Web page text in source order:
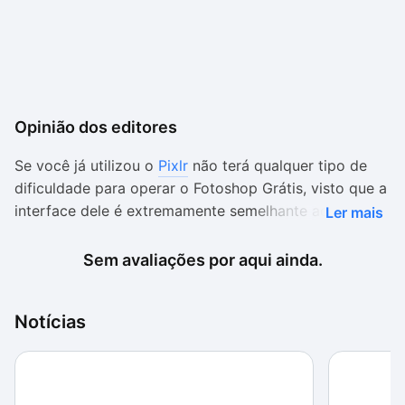
Opinião dos editores
Se você já utilizou o Pixlr não terá qualquer tipo de
dificuldade para operar o Fotoshop Grátis, visto que a
interface dele é extremamente semelhante ao
muita afinidade com editores, o fato de ele estar
adotando um estilo de divisão comumente utilizado
Ler mais
Sem avaliações por aqui ainda.
Notícias